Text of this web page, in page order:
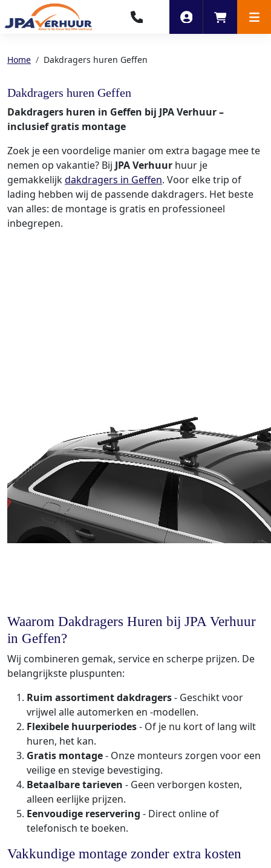
Account
Home Dakdragers huren Geffen
Dakdragers huren Geffen
Dakdragers huren in Geffen bij JPA Verhuur –
inclusief gratis montage
Zoek je een voordelige manier om extra bagage mee te
nemen op vakantie? Bij JPA Verhuur huur je
gemakkelijkdakdragers in Geffen. Voor elke trip of
lading hebben wij de passende dakdragers. Het beste
van alles: de montage is gratis en professioneel
inbegrepen.
Waarom Dakdragers Huren bij JPA Verhuur
in Geffen?
Wij combineren gemak, service en scherpe prijzen. De
belangrijkste pluspunten:
Ruim assortiment dakdragers- Geschikt voor
vrijwel alle automerken en -modellen.
Flexibele huurperiodes- Of je nu kort of lang wilt
huren, het kan.
Gratis montage- Onze monteurs zorgen voor een
veilige en stevige bevestiging.
Betaalbare tarieven - Geen verborgen kosten,
alleen eerlijke prijzen.
Eenvoudige reservering - Direct online of
telefonisch te boeken.
Vakkundige montage zonder extra kosten